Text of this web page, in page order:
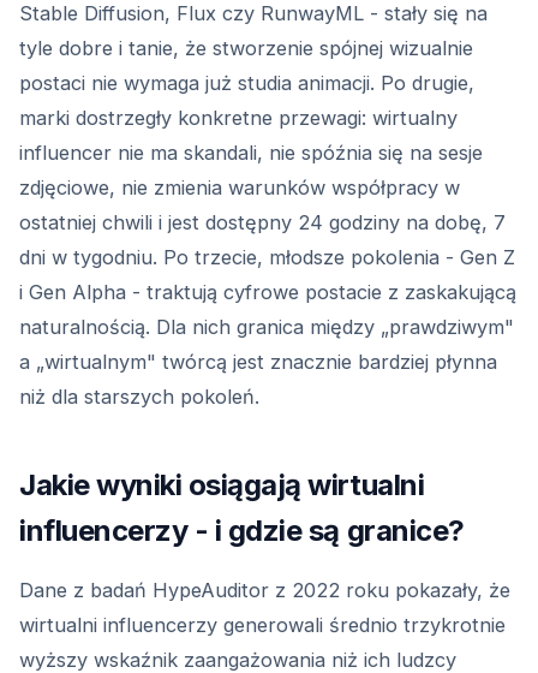
Stable Diffusion, Flux czy RunwayML - stały się na
tyle dobre i tanie, że stworzenie spójnej wizualnie
postaci nie wymaga już studia animacji. Po drugie,
marki dostrzegły konkretne przewagi: wirtualny
influencer nie ma skandali, nie spóźnia się na sesje
zdjęciowe, nie zmienia warunków współpracy w
ostatniej chwili i jest dostępny 24 godziny na dobę, 7
dni w tygodniu. Po trzecie, młodsze pokolenia - Gen Z
i Gen Alpha - traktują cyfrowe postacie z zaskakującą
naturalnością. Dla nich granica między „prawdziwym"
a „wirtualnym" twórcą jest znacznie bardziej płynna
niż dla starszych pokoleń.
Jakie wyniki osiągają wirtualni
influencerzy - i gdzie są granice?
Dane z badań HypeAuditor z 2022 roku pokazały, że
wirtualni influencerzy generowali średnio trzykrotnie
wyższy wskaźnik zaangażowania niż ich ludzcy